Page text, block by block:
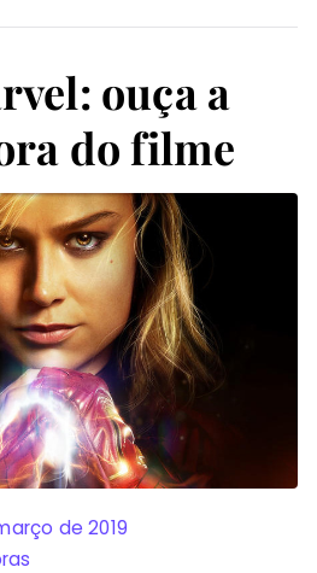
ouça a
do filme
de 2019